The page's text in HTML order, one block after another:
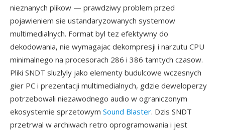
nieznanych plikow — prawdziwy problem przed
pojawieniem sie ustandaryzowanych systemow
multimedialnych. Format byl tez efektywny do
dekodowania, nie wymagajac dekompresji i narzutu CPU
minimalnego na procesorach 286 i 386 tamtych czasow.
Pliki SNDT sluzlyly jako elementy budulcowe wczesnych
gier PC i prezentacji multimedialnych, gdzie deweloperzy
potrzebowali niezawodnego audio w ograniczonym
ekosystemie sprzetowym Sound Blaster. Dzis SNDT
przetrwal w archiwach retro oprogramowania i jest